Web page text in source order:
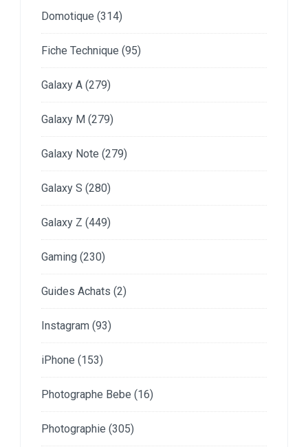
Domotique (314)
Fiche Technique (95)
Galaxy A (279)
Galaxy M (279)
Galaxy Note (279)
Galaxy S (280)
Galaxy Z (449)
Gaming (230)
Guides Achats (2)
Instagram (93)
iPhone (153)
Photographe Bebe (16)
Photographie (305)